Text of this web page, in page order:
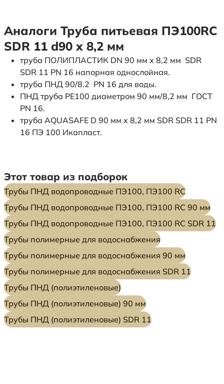
Аналоги Труба питьевая ПЭ100RC
SDR 11 d90 х 8,2 мм
труба ПОЛИПЛАСТИК DN 90 мм x 8,2 мм SDR
SDR 11 PN 16 напорная однослойная.
труба ПНД 90/8.2 PN 16 для воды.
ПНД труба PE100 диаметром 90 мм/8,2 мм ГОСТ
PN 16.
труба AQUASAFE D 90 мм x 8,2 мм SDR SDR 11 PN
16 ПЭ 100 Икапласт.
Этот товар из подборок
Трубы ПНД водопроводные ПЭ100, ПЭ100 RC
Трубы ПНД водопроводные ПЭ100, ПЭ100 RC 90 мм
Трубы ПНД водопроводные ПЭ100, ПЭ100 RC SDR 11
Трубы полимерные для водоснабжения
Трубы полимерные для водоснабжения 90 мм
Трубы полимерные для водоснабжения SDR 11
Трубы ПНД (полиэтиленовые)
Трубы ПНД (полиэтиленовые) 90 мм
Трубы ПНД (полиэтиленовые) SDR 11